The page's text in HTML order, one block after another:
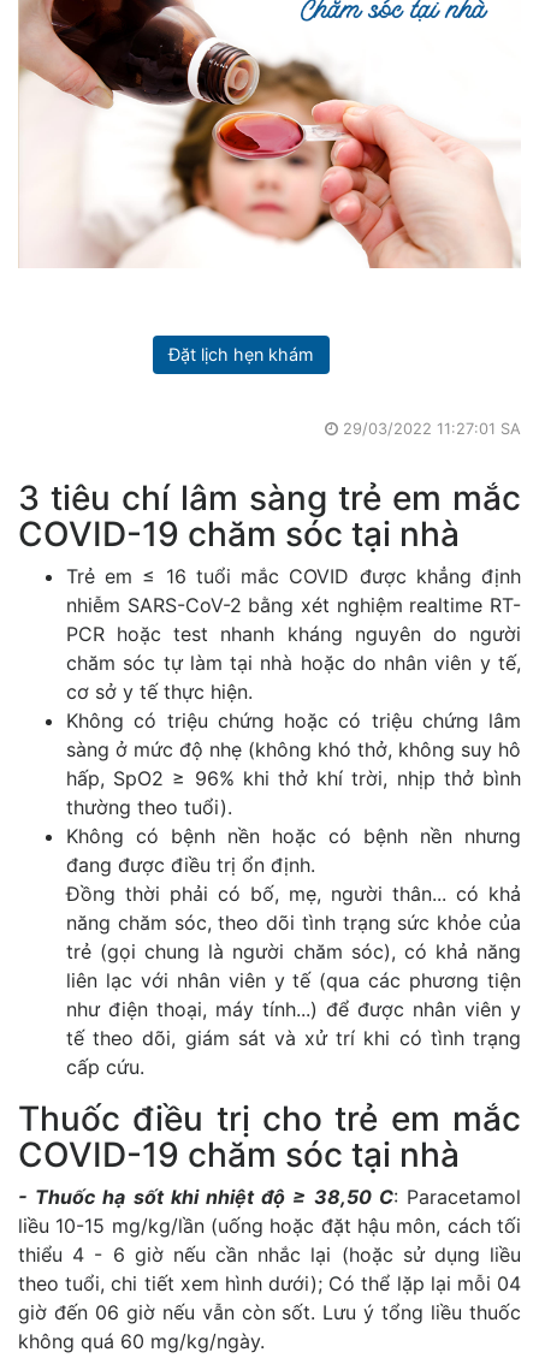
Đặt lịch hẹn khám
29/03/2022 11:27:01 SA
3 tiêu chí lâm sàng trẻ em mắc
COVID-19 chăm sóc tại nhà
Trẻ em ≤ 16 tuổi mắc COVID được khẳng định
nhiễm SARS-CoV-2 bằng xét nghiệm realtime RT-
PCR hoặc test nhanh kháng nguyên do người
chăm sóc tự làm tại nhà hoặc do nhân viên y tế,
cơ sở y tế thực hiện.
Không có triệu chứng hoặc có triệu chứng lâm
sàng ở mức độ nhẹ (không khó thở, không suy hô
hấp, SpO2 ≥ 96% khi thở khí trời, nhịp thở bình
thường theo tuổi).
Không có bệnh nền hoặc có bệnh nền nhưng
đang được điều trị ổn định.
Đồng thời phải có bố, mẹ, người thân... có khả
năng chăm sóc, theo dõi tình trạng sức khỏe của
trẻ (gọi chung là người chăm sóc), có khả năng
liên lạc với nhân viên y tế (qua các phương tiện
như điện thoại, máy tính...) để được nhân viên y
tế theo dõi, giám sát và xử trí khi có tình trạng
cấp cứu.
Thuốc điều trị cho trẻ em mắc
COVID-19 chăm sóc tại nhà
- Thuốc hạ sốt khi nhiệt độ ≥ 38,50 C: Paracetamol
liều 10-15 mg/kg/lần (uống hoặc đặt hậu môn, cách tối
thiểu 4 - 6 giờ nếu cần nhắc lại (hoặc sử dụng liều
theo tuổi, chi tiết xem hình dưới); Có thể lặp lại mỗi 04
giờ đến 06 giờ nếu vẫn còn sốt. Lưu ý tổng liều thuốc
không quá 60 mg/kg/ngày.